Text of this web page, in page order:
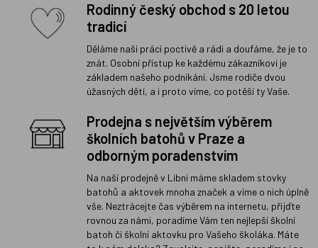
Rodinný český obchod s 20 letou
tradicí
Děláme naši práci poctivě a rádi a doufáme, že je to
znát. Osobní přístup ke každému zákazníkovi je
základem našeho podnikání. Jsme rodiče dvou
úžasných dětí, a i proto víme, co potěší ty Vaše.
Prodejna s největším výběrem
školních batohů v Praze a
odborným poradenstvím
Na naší prodejně v Libni máme skladem stovky
batohů a aktovek mnoha značek a víme o nich úplně
vše. Neztrácejte čas výběrem na internetu, přijďte
rovnou za námi, poradíme Vám ten nejlepší školní
batoh či školní aktovku pro Vašeho školáka. Máte